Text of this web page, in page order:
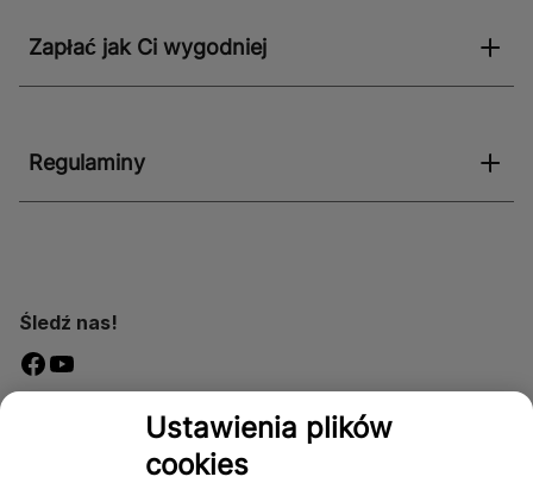
Zapłać jak Ci wygodniej
Regulaminy
Śledź nas!
DostępnośćUstawienia plików
cookies